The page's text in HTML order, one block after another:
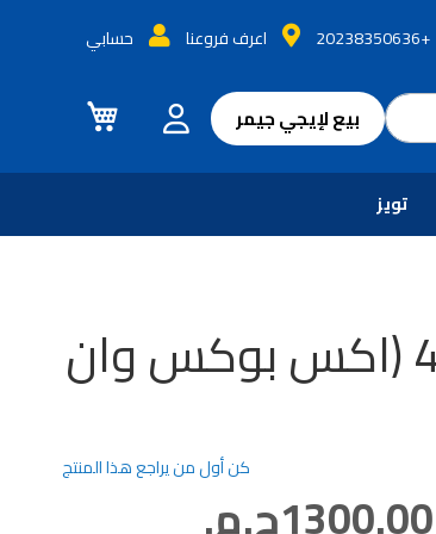
+20238350636 اعرف فروعنا
حسابي
بيع لإيجي جيمر
تويز
يو اف سي 4 (اكس بوكس وان
كن أول من يراجع هذا المنتج